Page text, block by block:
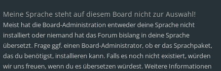
Meine Sprache steht auf diesem Board nicht zur Auswahl!
Meist hat die Board-Administration entweder deine Sprache nicht
installiert oder niemand hat das Forum bislang in deine Sprache
übersetzt. Frage ggf. einen Board-Administrator, ob er das Sprachpaket,
das du benötigst, installieren kann. Falls es noch nicht existiert, würden
wir uns freuen, wenn du es übersetzen würdest. Weitere Informationen